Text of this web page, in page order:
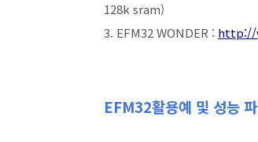
128k sram)
3. EFM32 WONDER : http://
EFM32활용예 및 성능